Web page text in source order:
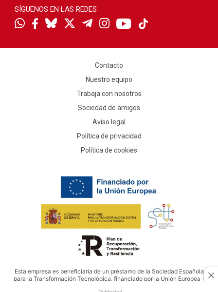
SÍGUENOS EN LAS REDES
Contacto
Nuestro equipo
Trabaja con nosotros
Sociedad de amigos
Aviso legal
Política de privacidad
Política de cookies
Esta empresa es beneficiaria de un préstamo de la Sociedad Española
para la Transformación Tecnológica, financiado por la Unión Europea -